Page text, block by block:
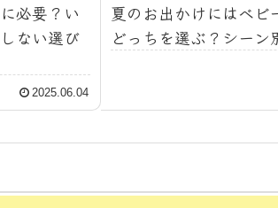
必要？い
ない選び
2025.06.04
夏のお出かけにはベビ
どっちを選ぶ？シーン